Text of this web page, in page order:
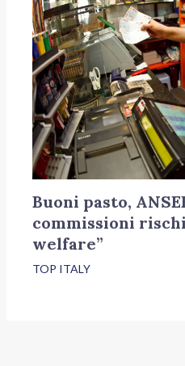
Buoni pasto,
commissioni
welfare”
TOP ITALY